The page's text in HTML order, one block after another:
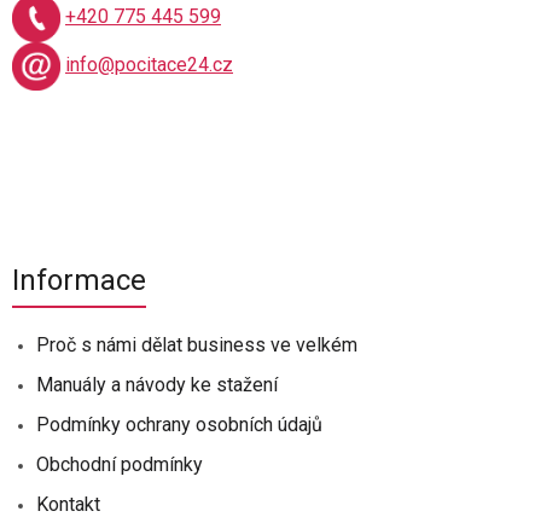
+420 775 445 599
info@pocitace24.cz
Informace
Proč s námi dělat business ve velkém
Manuály a návody ke stažení
Podmínky ochrany osobních údajů
Obchodní podmínky
Kontakt